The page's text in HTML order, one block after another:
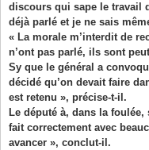
discours qui sape le travail
déjà parlé et je ne sais
« La morale m’interdit de
n’ont pas parlé, ils sont
Sy que le général a
décidé qu’on devait faire
est retenu », précise-t-il.
Le député à, dans la
fait correctement avec
avancer », conclut-il.